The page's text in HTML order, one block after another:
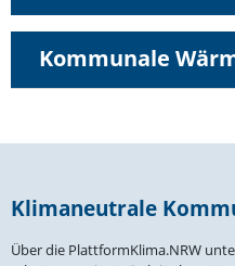
Kommunale
Klima­neu­trale
Über die PlattformKlima.NRW